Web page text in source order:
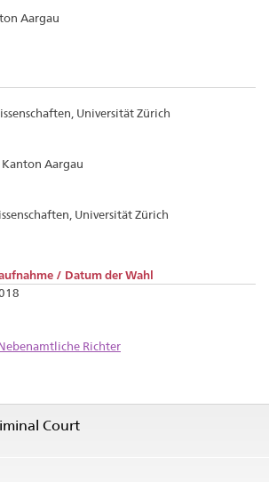
Aargau
Universität Zürich
Aargau
Universität Zürich
/ Datum der Wahl
Richter
Court